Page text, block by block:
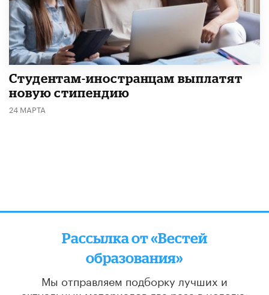
Студентам-иностранцам выплатят
новую стипендию
24 МАРТА
Рассылка от «Вестей
образования»
Мы отправляем подборку лучших и